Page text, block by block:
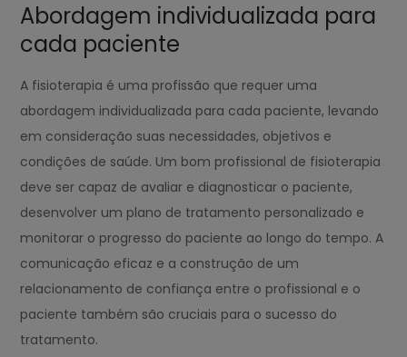
Abordagem individualizada para
cada paciente
A fisioterapia é uma profissão que requer uma
abordagem individualizada para cada paciente, levando
em consideração suas necessidades, objetivos e
condições de saúde. Um bom profissional de fisioterapia
deve ser capaz de avaliar e diagnosticar o paciente,
desenvolver um plano de tratamento personalizado e
monitorar o progresso do paciente ao longo do tempo. A
comunicação eficaz e a construção de um
relacionamento de confiança entre o profissional e o
paciente também são cruciais para o sucesso do
tratamento.